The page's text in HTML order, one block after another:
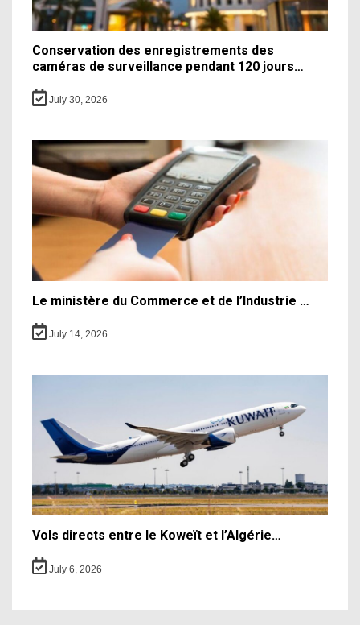
Conservation des enregistrements des
caméras de surveillance pendant 120 jours…
July 30, 2026
Le ministère du Commerce et de l’Industrie …
July 14, 2026
Vols directs entre le Koweït et l’Algérie…
July 6, 2026